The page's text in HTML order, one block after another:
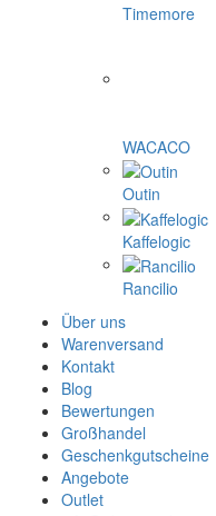
Timemore
WACACO
Outin
Kaffelogic
Rancilio
Über uns
Warenversand
Kontakt
Blog
Bewertungen
Großhandel
Geschenkgutscheine
Angebote
Outlet